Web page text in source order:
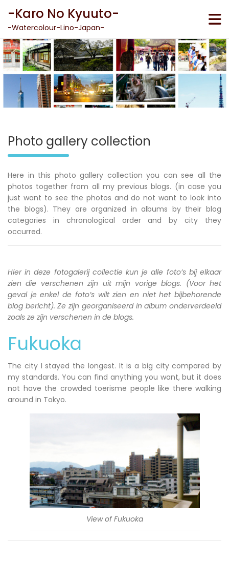
content
-Karo No Kyuuto-
-Watercolour-Lino-Japan-
Photo gallery collection
Here in this photo gallery collection you can see all the
photos together from all my previous blogs. (in case you
just want to see the photos and do not want to look into
the blogs). They are organized in albums by their blog
categories in chronological order and by city they
occurred.
Hier in deze fotogalerij collectie kun je alle foto’s bij elkaar
zien die verschenen zijn uit mijn vorige blogs. (Voor het
geval je enkel de foto’s wilt zien en niet het bijbehorende
blog bericht). Ze zijn georganiseerd in album onderverdeeld
zoals ze zijn verschenen in de blogs.
Fukuoka
The city I stayed the longest. It is a big city compared by
my standards. You can find anything you want, but it does
not have the crowded toerisme people like there walking
around in Tokyo.
View of Fukuoka